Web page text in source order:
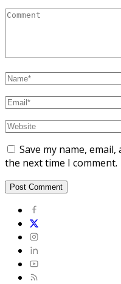
Save my name,
the next time I comment.